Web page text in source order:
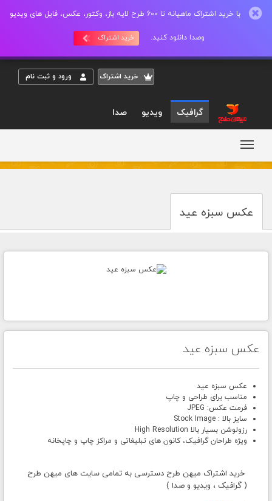
با خرید اشتراک ماهیانه تا 600 طرح لایه باز، وکتور، عکس، فایل های ویدیو
وصدا دانلود کنید. خرید اشتراک
خريد اشتراک ورود و ثبت نام
گرافیک ویدیو صدا
عکس سبزه عید
عکس سبزه عید
عکس سبزه عید
مناسب برای طراحی و چاپ
فرمت عکس: JPEG
سایز بالا : Stock Image
رزولوشن بسیار بالا High Resolution
ویژه طراحان گرافیک، کانون های تبلیغاتی و مراکز چاپ و چاپخانه
خرید اشتراک میهن طرح دسترسی به تمامی سایت های میهن طرح
( گرافیک ، ویدیو و صدا )